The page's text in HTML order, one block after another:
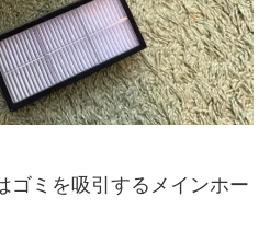
ミを吸引するメインホー